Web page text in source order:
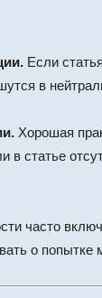
Если
в
Хорошая
в статье
часто
о попытке